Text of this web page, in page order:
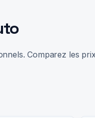
Comparez les